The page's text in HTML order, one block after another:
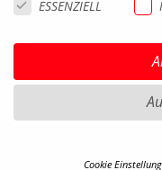
ESSENZIELL
Cookie